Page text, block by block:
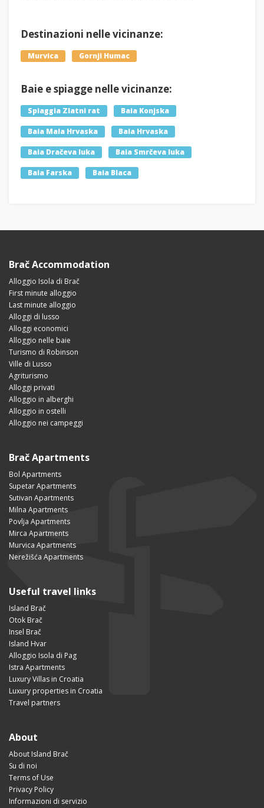
Destinazioni nelle vicinanze:
Murvica Gornji Humac
Baie e spiagge nelle vicinanze:
Spiaggia Zlatni rat Baia Konjska
Baia Mala Hrvaska Baia Hrvaska
Baia Dračeva luka Baia Smrčeva luka
Baia Farska Baia Blaca
Brač Accommodation
Alloggio Isola di Brač
First minute alloggio
Last minute alloggio
Alloggi di lusso
Alloggi economici
Alloggio nelle baie
Turismo di Robinson
Ville di Lusso
Agriturismo
Alloggi privati
Alloggio in alberghi
Alloggio in ostelli
Alloggio nei campeggi
Brač Apartments
Bol Apartments
Supetar Apartments
Sutivan Apartments
Milna Apartments
Povlja Apartments
Mirca Apartments
Murvica Apartments
Nerežišća Apartments
Useful travel links
Island Brač
Otok Brač
Insel Brač
Island Hvar
Alloggio Isola di Pag
Istra Apartments
Luxury Villas in Croatia
Luxury properties in Croatia
Travel partners
About
About Island Brač
Su di noi
Terms of Use
Privacy Policy
Informazioni di servizio